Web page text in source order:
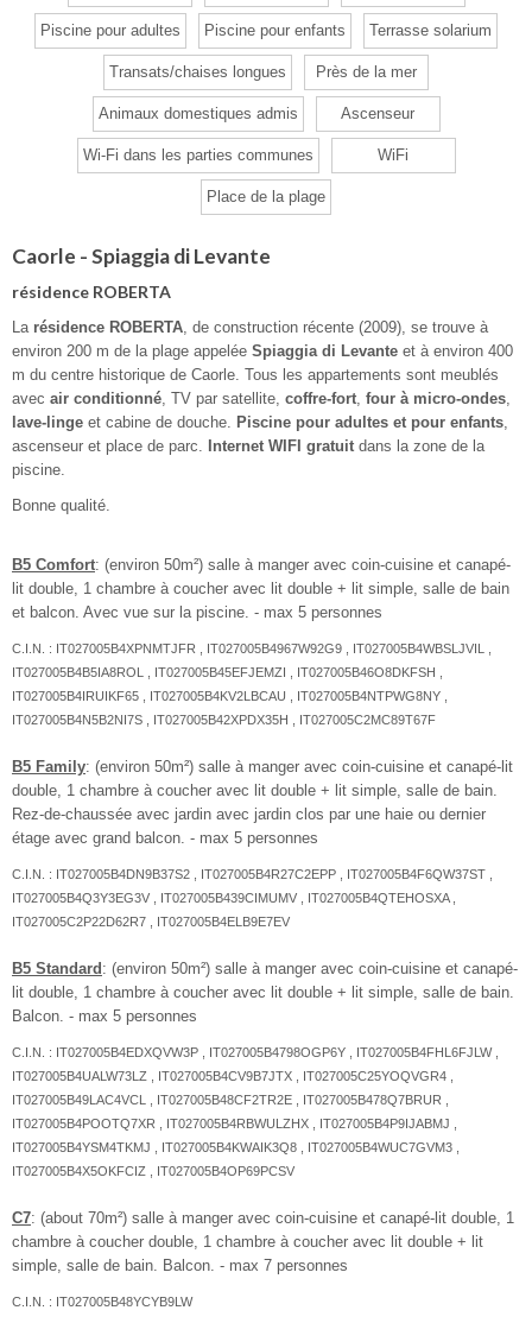
Piscine pour adultes Piscine pour enfants Terrasse solarium
Transats/chaises longues Près de la mer
Animaux domestiques admis Ascenseur
Wi-Fi dans les parties communes WiFi
Place de la plage
Caorle - Spiaggia di Levante
résidence ROBERTA
La résidence ROBERTA, de construction récente (2009), se trouve à
environ 200 m de la plage appelée Spiaggia di Levante et à environ 400
m du centre historique de Caorle. Tous les appartements sont meublés
avec air conditionné, TV par satellite, coffre-fort, four à micro-ondes,
lave-linge et cabine de douche. Piscine pour adultes et pour enfants,
ascenseur et place de parc.
Internet WIFI gratuit dans la zone de la
piscine.
Bonne qualité.
B5 Comfort: (environ 50m²) salle à manger avec coin-cuisine et canapé-
lit double, 1 chambre à coucher avec lit double + lit simple, salle de bain
et balcon. Avec vue sur la piscine. - max 5 personnes
C.I.N. : IT027005B4XPNMTJFR , IT027005B4967W92G9 , IT027005B4WBSLJVIL ,
IT027005B4B5IA8ROL , IT027005B45EFJEMZI , IT027005B46O8DKFSH ,
IT027005B4IRUIKF65 , IT027005B4KV2LBCAU , IT027005B4NTPWG8NY ,
IT027005B4N5B2NI7S , IT027005B42XPDX35H , IT027005C2MC89T67F
B5 Family: (environ 50m²) salle à manger avec coin-cuisine et canapé-lit
double, 1 chambre à coucher avec lit double + lit simple, salle de bain.
Rez-de-chaussée avec jardin avec jardin clos par une haie ou dernier
étage avec grand balcon. - max 5 personnes
C.I.N. : IT027005B4DN9B37S2 , IT027005B4R27C2EPP , IT027005B4F6QW37ST ,
IT027005B4Q3Y3EG3V , IT027005B439CIMUMV , IT027005B4QTEHOSXA ,
IT027005C2P22D62R7 , IT027005B4ELB9E7EV
B5 Standard : (environ 50m²) salle à manger avec coin-cuisine et canapé-
lit double, 1 chambre à coucher avec lit double + lit simple, salle de bain.
Balcon. - max 5 personnes
C.I.N. : IT027005B4EDXQVW3P , IT027005B4798OGP6Y , IT027005B4FHL6FJLW ,
IT027005B4UALW73LZ , IT027005B4CV9B7JTX , IT027005C25YOQVGR4 ,
IT027005B49LAC4VCL , IT027005B48CF2TR2E , IT027005B478Q7BRUR ,
IT027005B4POOTQ7XR , IT027005B4RBWULZHX , IT027005B4P9IJABMJ ,
IT027005B4YSM4TKMJ , IT027005B4KWAIK3Q8 , IT027005B4WUC7GVM3 ,
IT027005B4X5OKFCIZ , IT027005B4OP69PCSV
C7: (about 70m²) salle à manger avec coin-cuisine et canapé-lit double, 1
chambre à coucher double, 1 chambre à coucher avec lit double + lit
simple, salle de bain. Balcon. - max 7 personnes
C.I.N. : IT027005B48YCYB9LW